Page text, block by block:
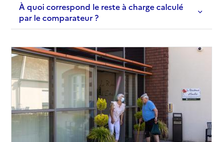
À quoi correspond le reste à charge calculé
par le comparateur ?